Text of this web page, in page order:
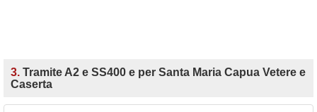
3. Tramite A2 e SS400 e per Santa Maria Capua Vetere e
Caserta